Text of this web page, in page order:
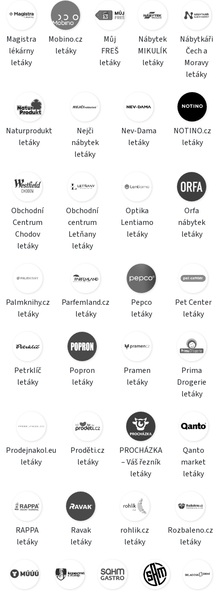
Magistra
lékárny
letáky
Mobino.cz
letáky
Můj
FREŠ
letáky
Nábytek
MIKULÍK
letáky
Nábytkáři
Čech a
Moravy
letáky
Naturprodukt
letáky
Nejči
nábytek
letáky
Nev-Dama
letáky
NOTINO.cz
letáky
Obchodní
Centrum
Chodov
letáky
Obchodní
centrum
Letňany
letáky
Optika
Lentiamo
letáky
Orfa
nábytek
letáky
Palmknihy.cz
letáky
Parfemland.cz
letáky
Pepco
letáky
Pet Center
letáky
Petrklíč
letáky
Popron
letáky
Pramen
letáky
Prima
Drogerie
letáky
Prodejnakol.eu
letáky
Proděti.cz
letáky
PROCHÁZKA
– Váš řezník
letáky
Qanto
market
letáky
RAPPA
letáky
Ravak
letáky
rohlik.cz
letáky
Rozbaleno.cz
letáky